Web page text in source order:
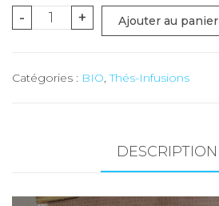
-
quantité
Bouquet
(les
+ Ajouter au panier
Catégories : BIO,Thés-Infusions
DESCRIPTION